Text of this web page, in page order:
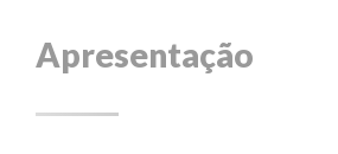
Apresentação